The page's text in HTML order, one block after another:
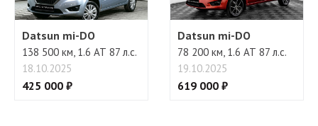
Datsun mi-DO
138 500 км, 1.6 АТ 87 л.с.
18.10.2025
425 000 ₽
Datsun mi-DO
78 200 км, 1.6 АТ 87 л.с.
19.10.2025
619 000 ₽